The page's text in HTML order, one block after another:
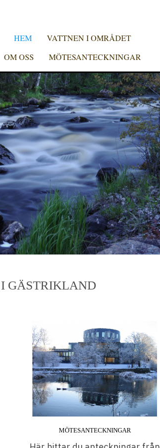
HEM
VATTNEN I OMRÅDET
OM OSS
MÖTESANTECKNINGAR
GÄSTRIKLAND
MÖTESANTECKNINGAR